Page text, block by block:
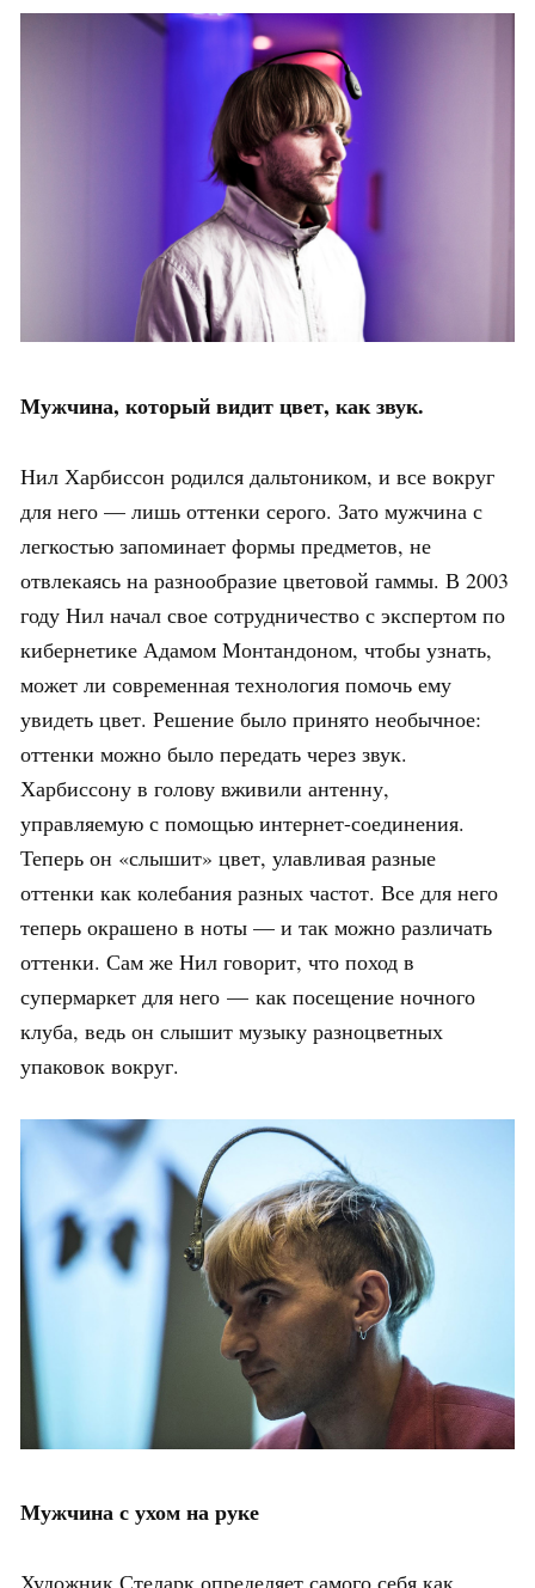
Мужчина, который видит цвет, как звук.
Нил Харбиссон родился дальтоником, и все вокруг
для него — лишь оттенки серого. Зато мужчина с
легкостью запоминает формы предметов, не
отвлекаясь на разнообразие цветовой гаммы. В 2003
году Нил начал свое сотрудничество с экспертом по
кибернетике Адамом Монтандоном, чтобы узнать,
может ли современная технология помочь ему
увидеть цвет. Решение было принято необычное:
оттенки можно было передать через звук.
Харбиссону в голову вживили антенну,
управляемую с помощью интернет-соединения.
Теперь он «слышит» цвет, улавливая разные
оттенки как колебания разных частот. Все для него
теперь окрашено в ноты — и так можно различать
оттенки. Сам же Нил говорит, что поход в
супермаркет для него — как посещение ночного
клуба, ведь он слышит музыку разноцветных
упаковок вокруг.
Мужчина с ухом на руке
Художник Стеларк определяет самого себя как